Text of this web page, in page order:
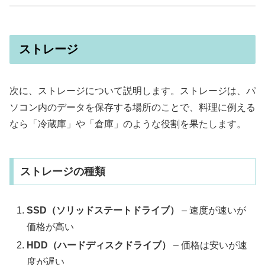
ストレージ
次に、ストレージについて説明します。ストレージは、パ
ソコン内のデータを保存する場所のことで、料理に例える
なら「冷蔵庫」や「倉庫」のような役割を果たします。
ストレージの種類
SSD（ソリッドステートドライブ）
– 速度が速いが
価格が高い
HDD（ハードディスクドライブ）
– 価格は安いが速
度が遅い